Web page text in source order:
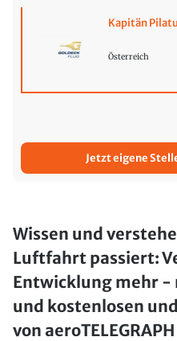
Kapitän
Österreich
Jetzt eigene
Wissen und
Luftfahrt passiert:
Entwicklung mehr -
und kostenlosen
von aeroTELEGRAPH